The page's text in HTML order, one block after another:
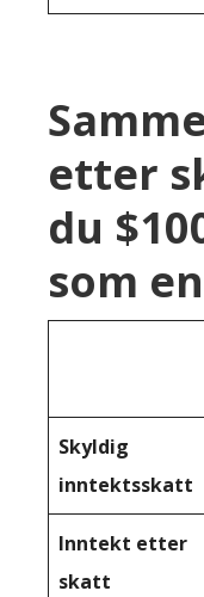
etter
du
som
Skyldig
inntektsskatt
Inntekt etter
skatt